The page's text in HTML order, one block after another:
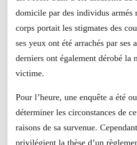
domicile par des individus armés
corps portait les stigmates des
ses yeux ont été arrachés par ses
derniers ont également dérobé la
victime.
Pour l’heure, une enquête a été
déterminer les circonstances de
raisons de sa survenue.
privilégient la thèse d’un